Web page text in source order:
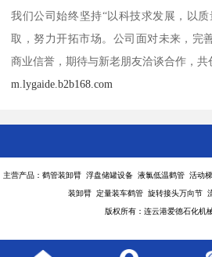
我们公司始终坚持“以科技求发展，以
取，努力开拓市场。公司面对未来，完
商业信誉，期待与新老朋友洽谈合作，共
m.lygaide.b2b168.com
主营产品：鹤管装卸臂 浮盘储罐设备 液氯低温鹤管 活动
装卸臂 定量装车鹤管 旋转接头万向节
版权所有：连云港爱德石化机